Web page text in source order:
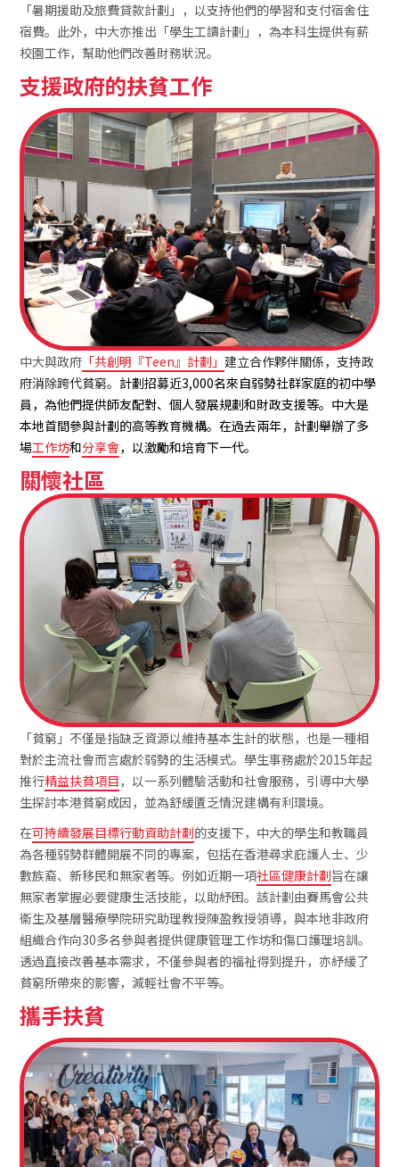
「暑期援助及旅費貸款計劃」，以支持他們的學習和支付宿舍住
宿費。此外，中大亦推出「學生工讀計劃」，為本科生提供有薪
校園工作，幫助他們改善財務狀況。
支援政府的扶貧工作
中大與政府 「共創明『Teen』計劃」 建立合作夥伴關係，支持政
府消除跨代貧窮。 計劃招募近3,000名來自弱勢社群家庭的初中學
員，為他們提供師友配對、個人發展規劃和財政支援等。中大是
本地首間參與計劃的高等教育機構。在過去兩年，計劃舉辦了多
場工作坊和分享會，以激勵和培育下一代。
關懷社區
「貧窮」不僅是指缺乏資源以維持基本生計的狀態，也是一種相
對於主流社會而言處於弱勢的生活模式。學生事務處於2015年起
推行精益扶貧項目，以一系列體驗活動和社會服務，引導中大學
生探討本港貧窮成因，並為舒緩匱乏情況建構有利環境。
在可持續發展目標行動資助計劃的支援下，中大的學生和教職員
為各種弱勢群體開展不同的專案，包括在香港尋求庇護人士、少
數族裔、新移民和無家者等。例如近期一項社區健康計劃旨在讓
無家者掌握必要健康生活技能，以助紓困。該計劃由賽馬會公共
衞生及基層醫療學院研究助理教授陳盈教授領導，與本地非政府
組織合作向30多名參與者提供健康管理工作坊和傷口護理培訓。
透過直接改善基本需求，不僅參與者的福祉得到提升，亦紓緩了
貧窮所帶來的影響，減輕社會不平等。
攜手扶貧